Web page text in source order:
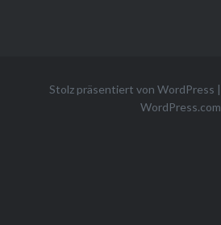
Stolz präsentiert von WordPress |
WordPress.com